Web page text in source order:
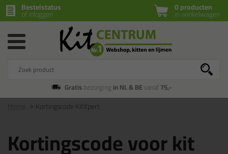
0 producten
in winkelwagen
Bestelstatus
of inloggen
Gratisbezorging in NL & BEvanaf75,-
Kortingscode KitXpert
Kortingscode voor kit